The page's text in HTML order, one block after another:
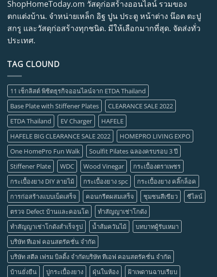
ShopHomeToday.om วัสดุก่อสร้างออนไลน์ รวมของ
ตกแต่งบ้าน. จำหน่ายเหล็ก อิฐ ปูน ประตู หน้าต่าง น๊อต ตะปู
สกรู และวัสดุก่อสร้างทุกชนิด. มีให้เลือกมากที่สุด. จัดส่งทั่ว
ประเทศ.
TAG CLOUND
11 เช็กลิสต์ พิชิตธุรกิจออนไลน์จาก ETDA Thailand
Base Plate with Stiffener Plates
CLEARANCE SALE 2022
ETDA Thailand
EV Charger
HAFELE
HAFELE BIG CLEARANCE SALE 2022
HOMEPRO LIVING EXPO
One HomePro Fun Walk
Soulfit Pilates ฉลองครบรอบ 3 ปี
Stiffener Plate
WDC Wood Vinegar
กระเบื้องตราเพชร
กระเบื้องยาง DIY ลายไม้
กระเบื้องยาง spc
กระเบื้องยาง คลิ๊กล็อค
การก่อสร้างแบบเบ็ดเสร็จ
คอนกรีตผสมเสร็จ ชุมชนสีเขียว
ซีไลน์
ตรวจ Defect บ้านและคอนโด
ทำสัญญาเช่าโกดัง
ทำสัญญาเช่าโกดังสำเร็จรูป
น้ำส้มควันไม้
บทบาทผู้รับเหมา
บริษัท ทีเอฟ คอนสตรัคชั่น จำกัด
บริษัท สตีล เฟรม บิลดิ้ง จำกัดบริษัท ทีเอฟ คอนสตรัคชั่น จำกัด
บ้านยั่งยืน
ปูกระเบื้องยาง ฝุ่นในห้อง
ฝ้าเพดานฉาบเรียบ